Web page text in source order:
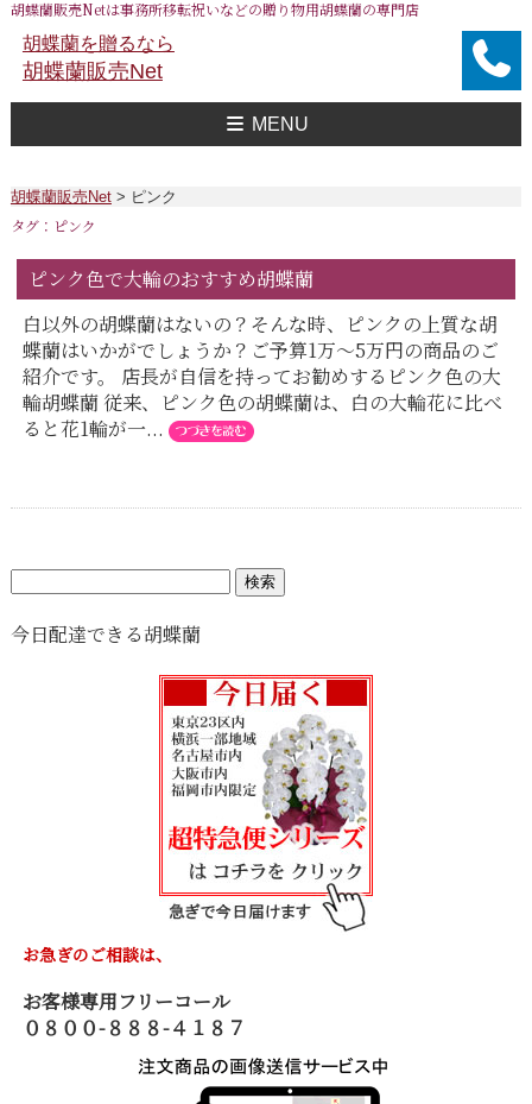
胡蝶蘭販売Netは事務所移転祝いなどの贈り物用胡蝶蘭の専門店
胡蝶蘭を贈るなら
胡蝶蘭販売Net
MENU
胡蝶蘭販売Net> ピンク
タグ：ピンク
ピンク色で大輪のおすすめ胡蝶蘭
白以外の胡蝶蘭はないの？そんな時、ピンクの上質な胡
蝶蘭はいかがでしょうか？ご予算1万～5万円の商品のご
紹介です。 店長が自信を持ってお勧めするピンク色の大
輪胡蝶蘭 従来、ピンク色の胡蝶蘭は、白の大輪花に比べ
ると花1輪が一...
今日配達できる胡蝶蘭
お急ぎのご相談は、
お客様専用フリーコール
０８００-８８８-４１８７